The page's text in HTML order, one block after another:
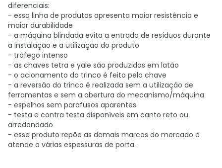
diferenciais:
- essa linha de produtos apresenta maior resistência e
maior durabilidade
- a máquina blindada evita a entrada de resíduos durante
a instalação e a utilização do produto
- tráfego intenso
- as chaves tetra e yale são produzidas em latão
- o acionamento do trinco é feito pela chave
- a reversão do trinco é realizada sem a utilização de
ferramentas e sem a abertura do mecanismo/máquina
- espelhos sem parafusos aparentes
- testa e contra testa disponíveis em canto reto ou
arredondado
- esse produto repõe as demais marcas do mercado e
atende a várias espessuras de porta.